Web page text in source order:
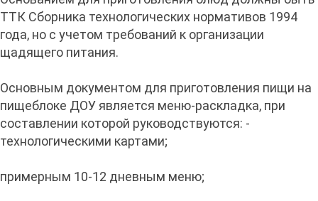
ТТК Сборника технологических нормативов 1994
года, но с учетом требований к организации
щадящего питания.
Основным документом для приготовления пищи на
пищеблоке ДОУ является меню-раскладка, при
составлении которой руководствуются: -
технологическими картами;
примерным 10-12 дневным меню;